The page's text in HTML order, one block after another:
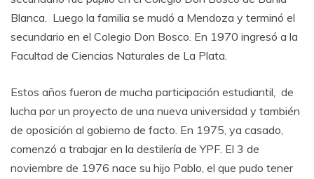
Blanca. Luego la familia se mudó a Mendoza y terminó el
secundario en el Colegio Don Bosco. En 1970 ingresó a la
Facultad de Ciencias Naturales de La Plata.
Estos años fueron de mucha participación estudiantil, de
lucha por un proyecto de una nueva universidad y también
de oposición al gobierno de facto. En 1975, ya casado,
comenzó a trabajar en la destilería de YPF. El 3 de
noviembre de 1976 nace su hijo Pablo, el que pudo tener